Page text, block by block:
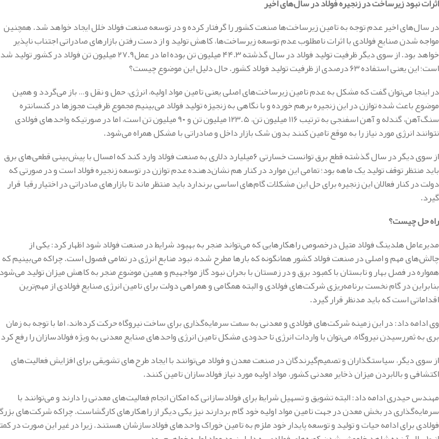
در سال‌های اخیر عدم توجه به تامین زیرساخت‌ها صنعت کشور را گرفتار کرده و در توسعه صنعت فولاد خلل ایجاد خواهد شد. همچنین
مواجه شدن صنایع فولادی با اثرات نامطلوب عدم توسعه زیرساخت‌ها، کاهش تولید و از دست رفتن بازارهای صادراتی اجتناب ناپذیر
خواهد بود. از سوی دیگر ظرفیت تولید فولاد در سال گذشته ۴۴.۳ میلیون تن بوده اما در عمل۲۷.۹ میلیون تن فولاد در کشور
است؛ این یعنی استفاده ۶۳ درصدی از ظرفیت تولید فولاد کشور. حال دلیل این موضوع چیست؟
در اینجا می‌توان گفت که مشکل به عدم تامین زیرساخت‌های اصلی یعنی تامین مواد اولیه، انرژی، حمل و نقل و… باز می‌گردد و همین
موضوع باعث شده توازن در این زنجیره برهم خورده و با نگاهی به زنجیزه تولید فولاد می‌بینیم مجموع ظرفیت مجوزها در کنسانتره
سنگ‌آهن، گندله و آهن اسفنجی به ترتیب ۱۱۶ میلیون تن، ۱۲۳.۵ میلیون تن و ۹۰ میلیون تن است، اما در صورتیکه واحدهای فولادی
نتوانند انرژی مورد نیاز را به موقع تامین کنند بدون شک بازار داخل و صادراتی با مشکل همراه می‌شود.
از سوی دیگر در سال گذشته قطع برق توانست خسارتی ۶میلیارد دلاری به صنعت فولاد وارد کند که امسال با پیش‌بینی قطعی‌های برق
باید منتظر توقف تولید یک ماهه بود؛ تمامی این موارد در کنار هم نشان‌دهنده عدم توازن در توسعه زنجیره فولاد است و در صورتی که
دولت در کنار فعالان این زنجیره برای حل این مشکلات گام‌های اساسی برندارد باید منتظر ماند تا بازارهای صادراتی در اختیار رقبا قرار
گیرد.
راه حل چیست؟
مدیرعامل هلدینگ فولاد متیل درخصوص راهکارهایی که می‌تواند منجر به بهبود شرایط در صنعت فولاد شود اظهار کرد: یکی از
چالش‌های مهم و اصلی در صنعت فولاد کشور همانگونه که بارها مطرح شده، نبود منابع انرژی در تمامی فصول است. چراکه می‌بینیم که
همواره در فصل بهار و تابستان با کمبود برق و در زمستان با بحران نبود گاز مواجهیم و همین موضوع منجر به کاهش میزان تولید
بنابراین در گام نخست برنامه‌ریزی شرکت‌های فولادی و البته همگامی و همراهی دولت برای تامین انرژی صنایع فولادی از مهم‌ترین
اقداماتی است که باید مدنظر قرار گیرد.
وی ادامه داد: در این زمینه شرکت‌های فولادی و معدنی به سمت سرمایه‌گذاری برای ساخت نیروگاه حرکت کرده‌اند، اما با توجه به زمان
بری به ثمررسیدن نیروگاه، می‌توان با واردات انرژی تا حدودی مشکل تامین انرژی واحدهای صنایع معدنی به ویژه فولادسازان را رفع
از سوی دیگر، سیاستگذاران و تصمیم‌گیرندگان در صنعت معدن و فولاد می‌توانند با ایجاد طرح‌های تشویقی برای افزایش فعالیت‌های
اکتشافی و بالابردن میزان ذخایر معدنی کشور، مواد اولیه مورد نیاز فولادسازان تامین کنند.
مهندس حیدری ادامه داد: البته تشویق و تسهیل شرایط برای فولادسازانی که امکان انجام فعالیت‌های معدنی را دارند و می‌توانند با
سرمایه‌گذاری در بخش معدن در جهت تامین مواد اولیه خود گام بردارند نیز یکی دیگر از راهکارهای کارگشاست. چراکه شرکت‌های
فولادی برای ادامه حیات و تولید و توسعه پایدار خود ملزم به تامین خوراک واحدهای فولادسازشان هستند. زیرا در غیر این صورت در